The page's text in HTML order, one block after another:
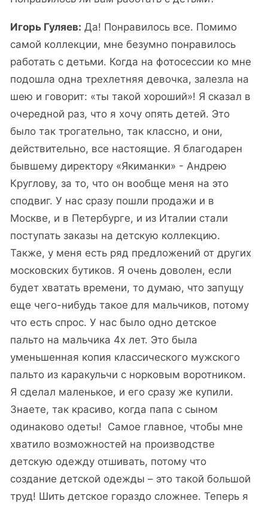
Игорь Гуляев: Да! Понравилось все. Помимо
самой коллекции, мне безумно понравилось
работать с детьми. Когда на фотосессии ко мне
подошла одна трехлетняя девочка, залезла на
шею и говорит: «ты такой хороший»! Я сказал в
очередной раз, что я хочу опять детей. Это
было так трогательно, так классно, и они,
действительно, все настоящие. Я благодарен
бывшему директору «Якиманки» - Андрею
Круглову, за то, что он вообще меня на это
сподвиг. У нас сразу пошли продажи и в
Москве, и в Петербурге, и из Италии стали
поступать заказы на детскую коллекцию.
Также, у меня есть ряд предложений от других
московских бутиков. Я очень доволен, если
будет хватать времени, то думаю, что запущу
еще чего-нибудь такое для мальчиков, потому
что есть спрос. У нас было одно детское
пальто на мальчика 4х лет. Это была
уменьшенная копия классического мужского
пальто из каракульчи с норковым воротником.
Я сделал маленькое, и его сразу же купили.
Знаете, так красиво, когда папа с сыном
одинаково одеты! Самое главное, чтобы мне
хватило возможностей на производстве
детскую одежду отшивать, потому что
создание детской одежды – это такой большой
труд! Шить детское гораздо сложнее. Теперь я